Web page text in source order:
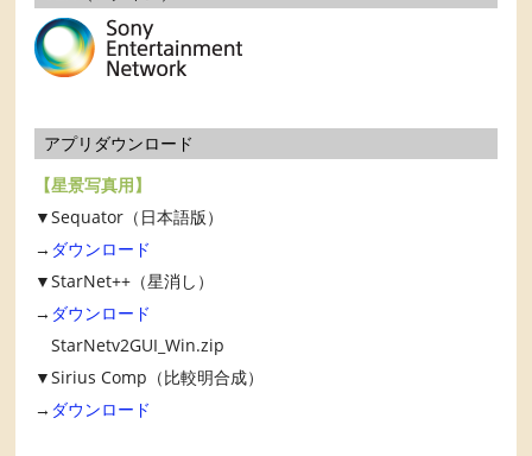
アプリダウンロード
【星景写真用】
▼Sequator（日本語版）
→ ダウンロード
▼StarNet++（星消し）
→ ダウンロード
StarNetv2GUI_Win.zip
▼Sirius Comp（比較明合成）
→ ダウンロード